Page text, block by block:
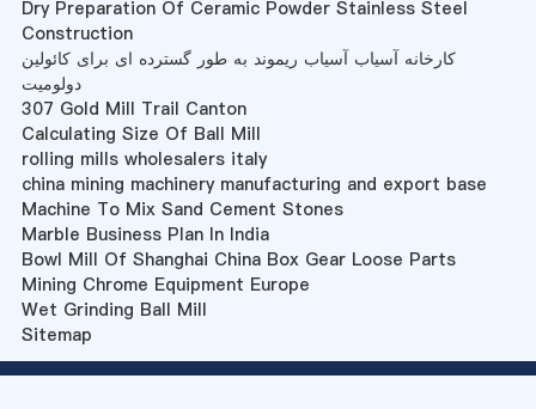
Dry Preparation Of Ceramic Powder Stainless Steel
Construction
کارخانه آسیاب آسیاب ریموند به طور گسترده ای برای کائولین
دولومیت
307 Gold Mill Trail Canton
Calculating Size Of Ball Mill
rolling mills wholesalers italy
china mining machinery manufacturing and export base
Machine To Mix Sand Cement Stones
Marble Business Plan In India
Bowl Mill Of Shanghai China Box Gear Loose Parts
Mining Chrome Equipment Europe
Wet Grinding Ball Mill
Sitemap